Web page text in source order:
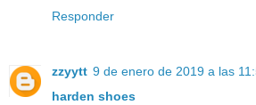
Responder
zzyytt 9 de enero de 2019 a las
harden shoes